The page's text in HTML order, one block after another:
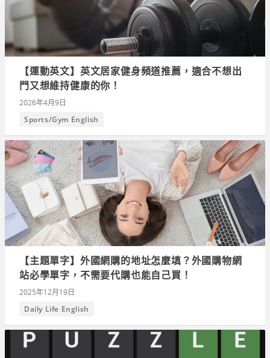
【運動英文】英文居家健身頻道推薦，適合不想出
門又想維持健康的你！
2026年4月9日
Sports/Gym English
【主題單字】外國網購的地址怎麼填？外國購物網
站必學單字，不需要代購也能自己買！
2025年12月19日
Daily Life English